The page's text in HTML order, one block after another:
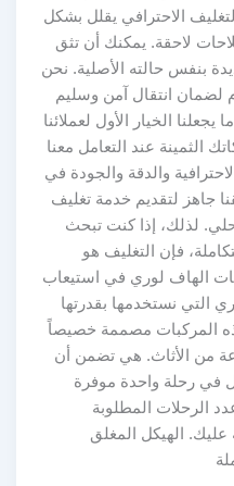
الاحترافي يقلل بشكل
لاحقة. يمكنك أن تثق
بنفس حالته الأصلية. نحن
لضمان انتقال آمن وسليم
الخيار الأول لعملائنا
الثمينة عند التعامل معنا
والدقة والجودة في
جاهز لتقديم خدمة تغليف
لذلك، إذا كنت تبحث
فإن التغليف هو
الهاف لوري في استيعاب
التي نستخدمها بقدرتها
هذه المركبات مصممة خصيصاً
من الأثاث. هي تضمن أن
في رحلة واحدة موفرة
الرحلات المطلوبة
عليك. الهيكل المغلق